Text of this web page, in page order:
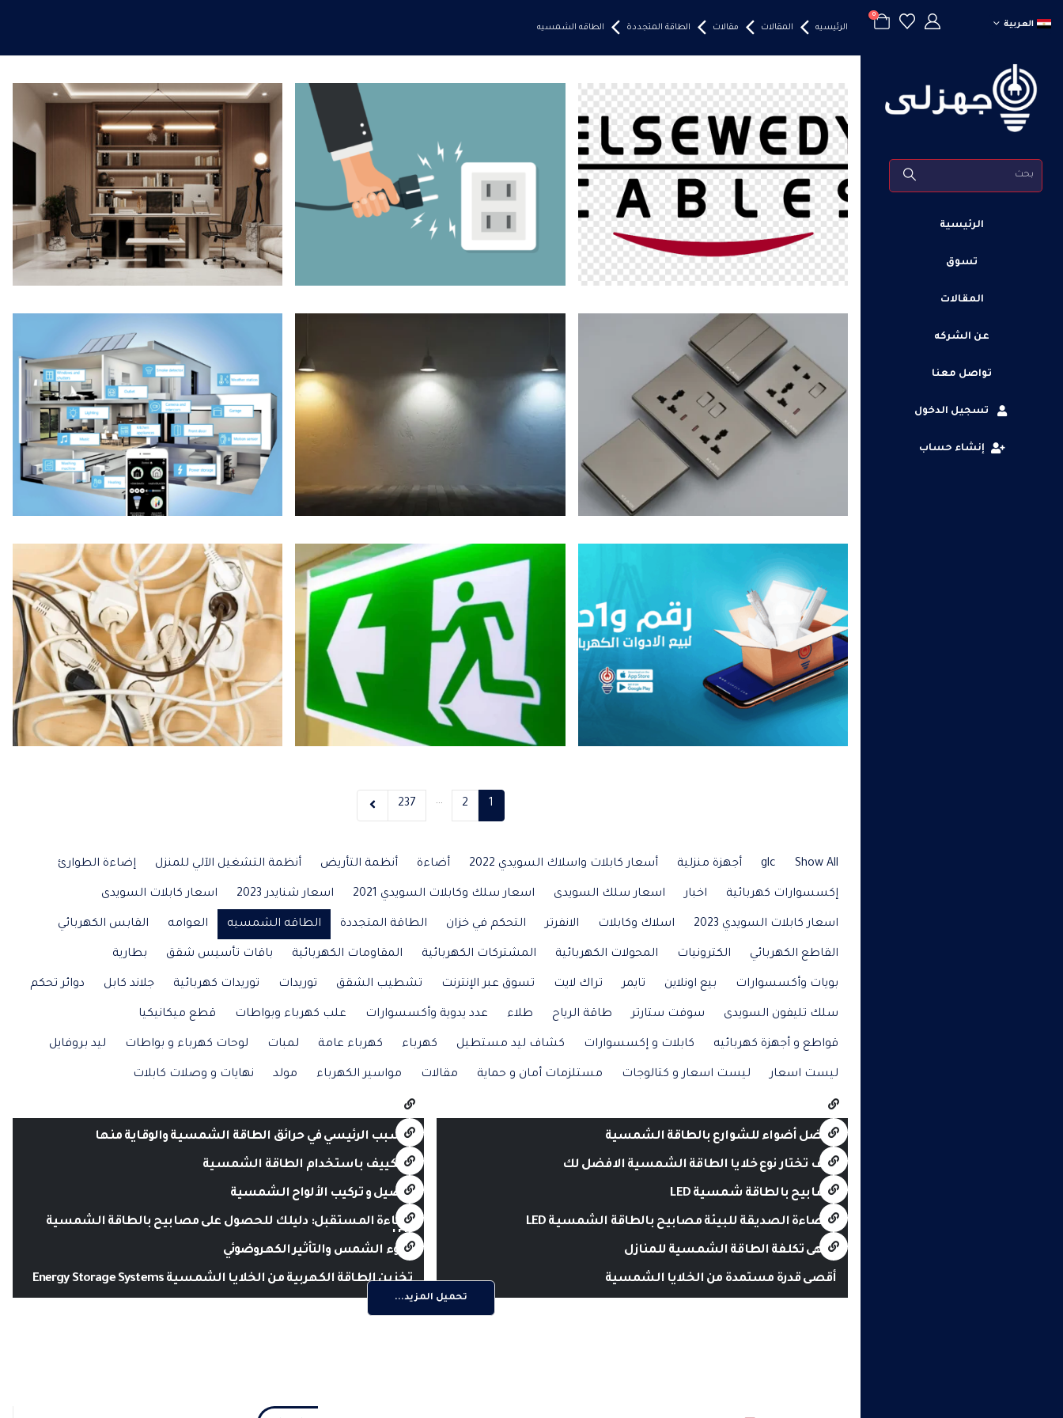
العربية
0
الرئيسية
تسوق
المقالات
عن الشركه
تواصل معنا
تسجيل الدخول
إنشاء حساب
الرئيسيه المقالات مقالات الطاقة المتجددة الطاقه الشمسيه
1
2
…
237
Show All
glc أجهزة منزلية أسعار كابلات واسلاك السويدي 2022 أضاءة أنظمة التأريض أنظمة التشغيل الآلي للمنزل إضاءة الطوارئ
إكسسوارات كهربائية اخبار اسعار سلك السويدى اسعار سلك وكابلات السويدي 2021 اسعار شنايدر 2023 اسعار كابلات السويدى
اسعار كابلات السويدي 2023 اسلاك وكابلات الانفرتر التحكم في خزان الطاقة المتجددة الطاقه الشمسيه العوامه القابس الكهربائي
القاطع الكهربائي الكترونيات المحولات الكهربائية المشتركات الكهربائية المقاومات الكهربائية باقات تأسيس شقق بطارية
بويات وأكسسوارات بيع اونلاين تايمر تراك لايت تسوق عبر الإنترنت تشطيب الشقق توريدات توريدات كهربائية جلاند كابل دوائر تحكم
سلك تليفون السويدى سوفت ستارتر طاقة الرياح طلاء عدد يدوية وأكسسوارات علب كهرباء وبواطات قطع ميكانيكيا
قواطع و أجهزة كهربائيه كابلات و إكسسوارات كشاف ليد مستطيل كهرباء كهرباء عامة لمبات لوحات كهرباء و بواطات ليد بروفايل
ليست اسعار ليست اسعار و كتالوجات مستلزمات أمان و حماية مقالات مواسير الكهرباء مولد نهايات و وصلات كابلات
أفضل أضواء للشوارع بالطاقة الشمسية السبب الرئيسي في حرائق الطاقة الشمسية والوقاية منها
كيف تختار نوع خلايا الطاقة الشمسية الافضل لك التكييف باستخدام الطاقة الشمسية
مصابيح بالطاقة شمسية LED توصيل و تركيب الألواح الشمسية
الإضاءة الصديقة للبيئة مصابيح بالطاقة الشمسية LED
إضاءة المستقبل: دليلك للحصول على مصابيح بالطاقة الشمسية
LED
ما هى تكلفة الطاقة الشمسية للمنازل
ضوء الشمس والتأثير الكهروضوئي
أقصى قدرة مستمدة من الخلايا الشمسية تخزين الطاقة الكهربية من الخلايا الشمسية Energy Storage Systems
تحميل المزيد...